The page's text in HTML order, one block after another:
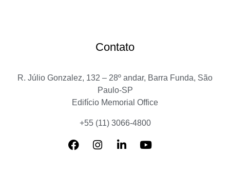
Contato
R. Júlio Gonzalez, 132 – 28º andar, Barra Funda, São
Paulo-SP
Edifício Memorial Office
+55 (11) 3066-4800